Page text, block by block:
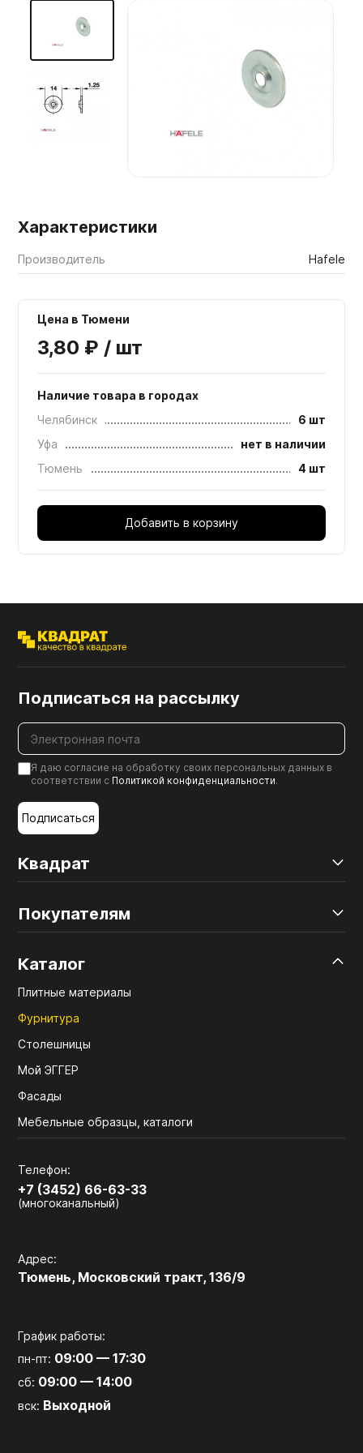
Мебельные образцы, каталоги
Характеристики
Производитель Hafele
Цена в Тюмени
3,80 ₽ / шт
Наличие товара в городах
Челябинск
6 шт
Уфа
нет в наличии
Тюмень
4 шт
Добавить в корзину
Квадрат
Покупателям
Каталог
Плитные материалы
Фурнитура
Столешницы
Мой ЭГГЕР
Фасады
Мебельные образцы, каталоги
Телефон:
+7 (3452) 66-63-33
(многоканальный)
Адрес:
Тюмень, Московский тракт, 136/9
График работы:
пн-пт: 09:00 — 17:30
сб: 09:00 — 14:00
вск: Выходной
Подписаться на рассылку
Я даю согласие на обработку своих персональных данных в
соответствии с Политикой конфиденциальности.
Подписаться